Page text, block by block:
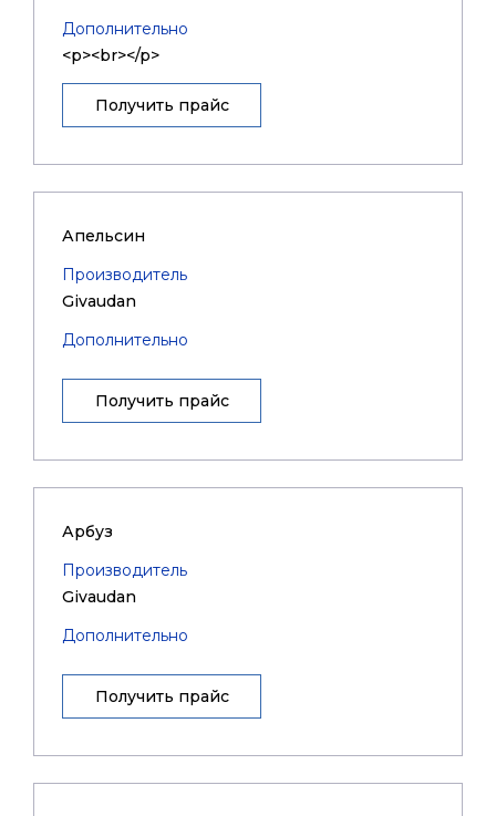
Дополнительно
<p><br></p>
Получить прайс
Апельсин
Производитель
Givaudan
Дополнительно
Получить прайс
Арбуз
Производитель
Givaudan
Дополнительно
Получить прайс